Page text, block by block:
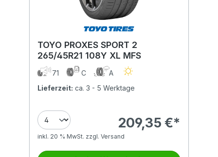
TOYO PROXES SPORT 2
265/45R21 108Y XL MFS
71 C
A
Lieferzeit: ca. 3 - 5 Werktage
209,35 €*
inkl. 20 % MwSt. zzgl. Versand